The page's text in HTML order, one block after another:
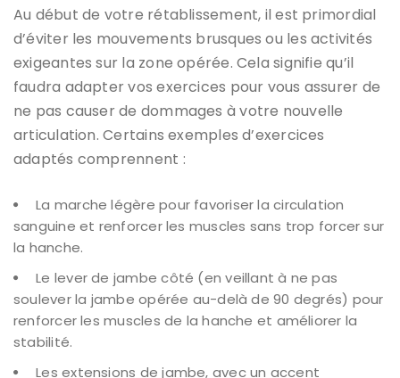
Au début de votre rétablissement, il est primordial
d’éviter les mouvements brusques ou les activités
exigeantes sur la zone opérée. Cela signifie qu’il
faudra adapter vos exercices pour vous assurer de
ne pas causer de dommages à votre nouvelle
articulation. Certains exemples d’exercices
adaptés comprennent :
La marche légère pour favoriser la circulation
sanguine et renforcer les muscles sans trop forcer sur
la hanche.
Le lever de jambe côté (en veillant à ne pas
soulever la jambe opérée au-delà de 90 degrés) pour
renforcer les muscles de la hanche et améliorer la
stabilité.
Les extensions de jambe, avec un accent